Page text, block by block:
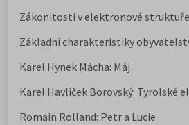
Zákonitosti v elektronové struktuře
Základní charakteristiky
Karel Hynek Mácha: Máj
Karel Havlíček Borovský: Tyrolské
Romain Rolland: Petr a Lucie